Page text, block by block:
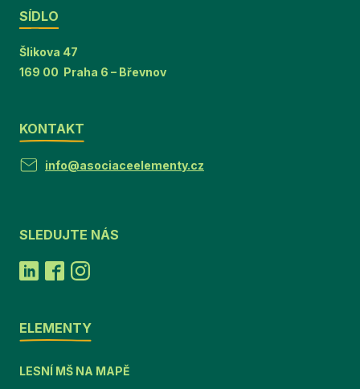
SÍDLO
Šlikova 47
169 00 Praha 6 – Břevnov
KONTAKT
info@asociaceelementy.cz
SLEDUJTE NÁS
ELEMENTY
LESNÍ MŠ NA MAPĚ